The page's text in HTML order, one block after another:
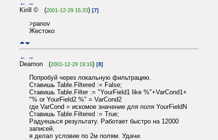
← →
Kirill © (2001-12-29 15:33) [7]
>panov
Жестоко
← →
Deamon (2001-12-29 19:16) [8]
Попробуй через локальную фильтрацию.
Ставишь Table.Filtered := False;
Ставишь Table.Filter := "YourField1 like %"+VarCond1+
"% or YourField2 %" = VarCond2
где VarCond = искомое значение для поля YourFieldN
Ставишь Table.Filtered := True;
Радуешься результату. Работает быстро на 12000
записей,
я делал условие по 2м полям. Удачи.